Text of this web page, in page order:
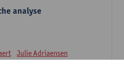
analyse
Julie Adriaensen